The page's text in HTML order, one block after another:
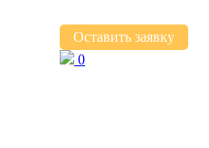
Оставить заявку
0